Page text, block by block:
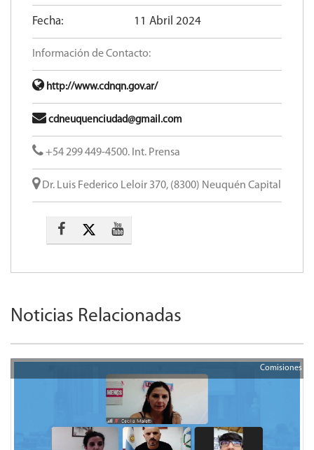
Fecha: 11 Abril 2024
Información de Contacto:
http://www.cdnqn.gov.ar/
cdneuquenciudad@gmail.com
+54 299 449-4500. Int. Prensa
Dr. Luis Federico Leloir 370, (8300) Neuquén Capital
Noticias Relacionadas
Comisiones